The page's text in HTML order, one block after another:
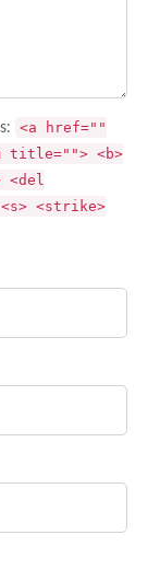
<a href=""
title=""> <b>
<del
<strike>